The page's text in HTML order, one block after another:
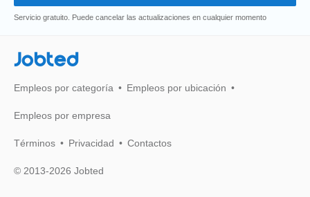
Servicio gratuito. Puede cancelar las actualizaciones en cualquier momento
Jobted
Empleos por categoría Empleos por ubicación
Empleos por empresa
Términos Privacidad Contactos
© 2013-2026 Jobted